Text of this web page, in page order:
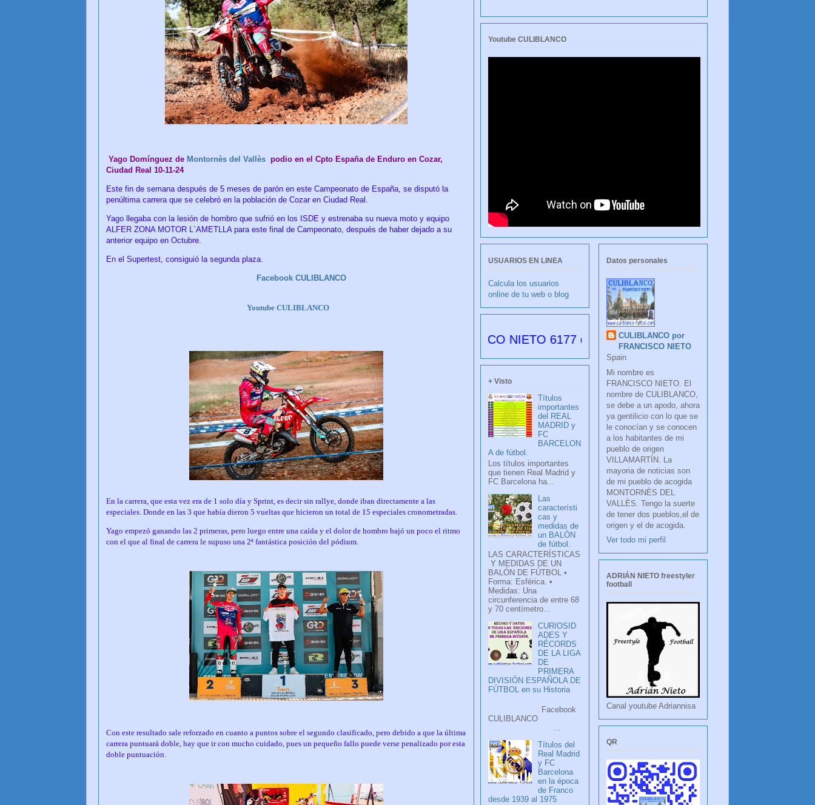
Yago Domínguez de Montornès del Vallès podio en el Cpto España de Enduro en Cozar,
Ciudad Real 10-11-24
Este fin de semana después de 5 meses de parón en este Campeonato de España, se disputó la
penúltima carrera que se celebró en la población de Cozar en Ciudad Real.
Yago llegaba con la lesión de hombro que sufrió en los ISDE y estrenaba su nueva moto y equipo
ALFER ZONA MOTOR L´AMETLLA para este final de Campeonato, después de haber dejado a su
anterior equipo en Octubre.
En el Supertest, consiguió la segunda plaza.
Facebook CULIBLANCO
Youtube CULIBLANCO
En la carrera, que esta vez era de 1 solo día y Sprint, es decir sin rallye, donde iban directamente a las
especiales. Donde en las 3 que había dieron 5 vueltas que hicieron un total de 15 especiales cronometradas.
Yago empezó ganando las 2 primeras, pero luego entre una caída y el dolor de hombro bajó un poco el ritmo
con el que al final de carrera le supuso una 2ª fantástica posición del pódium.
Con este resultado sale reforzado en cuanto a puntos sobre el segundo clasificado, pero debido a que la última
carrera puntuará doble, hay que ir con mucho cuidado, pues un pequeño fallo puede verse penalizado por esta
doble puntuación.
Youtube CULIBLANCO
USUARIOS EN LINEA
Calcula los usuarios
online de tu web o blog
CULIBLANCO por FRANCISCO NIETO 6177 días desde su creación
+ Visto
Títulos
importantes
del REAL
MADRID y
FC
BARCELON
A de fútbol.
Los títulos importantes
que tienen Real Madrid y
FC Barcelona ha...
Las
característi
cas y
medidas de
un BALÓN
de fútbol.
LAS CARACTERÍSTICAS
Y MEDIDAS DE UN
BALÓN DE FÚTBOL •
Forma: Esférica. •
Medidas: Una
circunferencia de entre 68
y 70 centímetro...
CURIOSID
ADES Y
RÉCORDS
DE LA LIGA
DE
PRIMERA
DIVISIÓN ESPAÑOLA DE
FÚTBOL en su Historia
Facebook
CULIBLANCO
...
Títulos del
Real Madrid
y FC
Barcelona
en la época
de Franco
desde 1939 al 1975
Datos personales
CULIBLANCO por
FRANCISCO NIETO
Spain
Mi nombre es
FRANCISCO NIETO. El
nombre de CULIBLANCO,
se debe a un apodo, ahora
ya gentilicio con lo que se
le conocían y se conocen
a los habitantes de mi
pueblo de origen
VILLAMARTÍN. La
mayoria de noticias son
de mi pueblo de acogida
MONTORNÈS DEL
VALLÈS. Tengo la suerte
de tener dos pueblos,el de
origen y el de acogida.
Ver todo mi perfil
ADRIÁN NIETO freestyler
football
Canal youtube Adriannisa
QR